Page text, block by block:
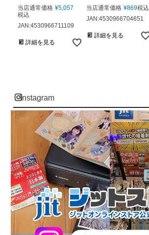
当店通常価格 ¥5,057
税込
JAN:4530966711109
詳細を見る
当店通常価格 ¥869税込
JAN:4530966704651
詳細を見る
instagram